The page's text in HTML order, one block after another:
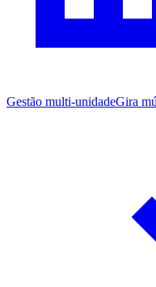
Gestão multi-unidadeGira